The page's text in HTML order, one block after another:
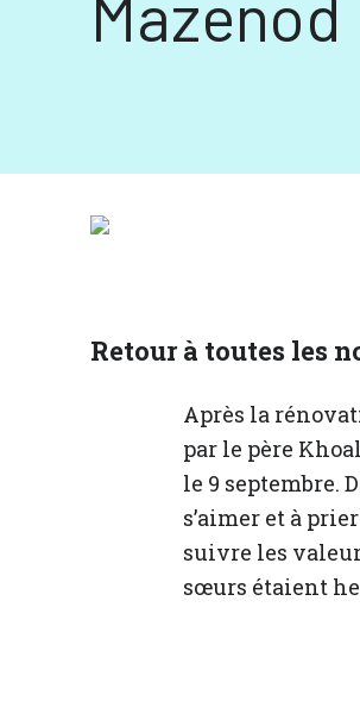
Retour à toutes les
Après la
par le père
le 9 septembre.
s’aimer et à
suivre les
sœurs étaient